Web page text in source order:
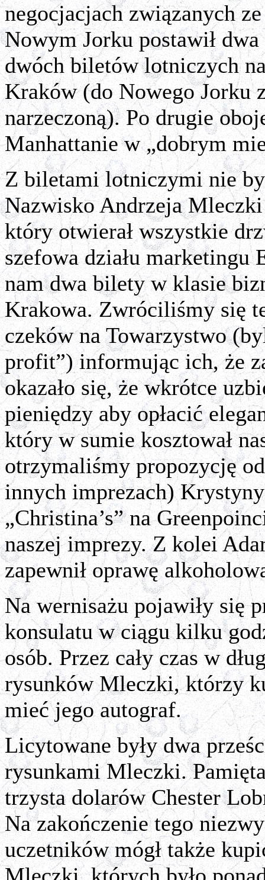
negocjacjach związanych
Nowym Jorku postawił
dwóch biletów lotniczych
Kraków (do Nowego Jorku
narzeczoną). Po drugie
Manhattanie w „dobrym
Z biletami lotniczymi nie
Nazwisko Andrzeja
który otwierał wszystkie
szefowa działu marketingu
nam dwa bilety w klasie
Krakowa. Zwróciliśmy się
czeków na Towarzystwo
profit”) informując ich, że
okazało się, że wkrótce
pieniędzy aby opłacić
który w sumie kosztował
otrzymaliśmy propozycję
innych imprezach)
„Christina’s” na
naszej imprezy. Z kolei
zapewnił oprawę
Na wernisażu pojawiły się
konsulatu w ciągu kilku
osób. Przez cały czas w
rysunków Mleczki, którzy
mieć jego autograf.
Licytowane były dwa
rysunkami Mleczki.
trzysta dolarów Chester
Na zakończenie tego
uczetników mógł także